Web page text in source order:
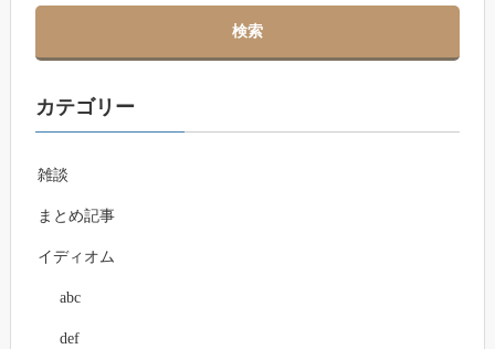
カテゴリー
雑談
まとめ記事
イディオム
abc
def